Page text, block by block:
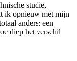
studie,
ik opnieuw met mijn
anders: een
diep het verschil